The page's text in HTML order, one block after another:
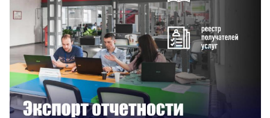
Смотреть проект